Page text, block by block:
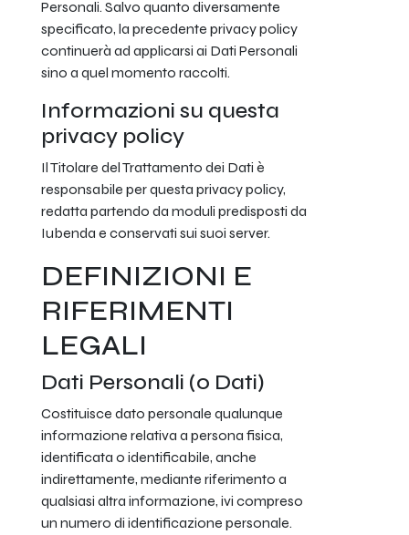
Personali. Salvo quanto diversamente
specificato, la precedente privacy policy
continuerà ad applicarsi ai Dati Personali
sino a quel momento raccolti.
Informazioni su questa
privacy policy
Il Titolare del Trattamento dei Dati è
responsabile per questa privacy policy,
redatta partendo da moduli predisposti da
Iubenda e conservati sui suoi server.
DEFINIZIONI E
RIFERIMENTI
LEGALI
Dati Personali (o Dati)
Costituisce dato personale qualunque
informazione relativa a persona fisica,
identificata o identificabile, anche
indirettamente, mediante riferimento a
qualsiasi altra informazione, ivi compreso
un numero di identificazione personale.